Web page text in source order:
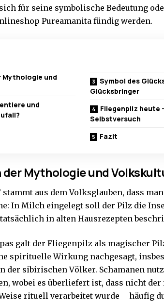
für seine symbolische Bedeutung
Pureamanita fündig werden.
Mythologie und
und
Symbol des
Glücksbringer
Fliegenpilz heute
Selbstversuch
Fazit
der Mythologie und
stammt aus dem Volksglauben, dass
In Milch eingelegt soll der Pilz die
in alten Hausrezepten
galt der Fliegenpilz als magischer
spirituelle Wirkung nachgesagt,
der sibirischen Völker. Schamanen
wobei es überliefert ist, dass nicht
rituell verarbeitet wurde – häufig